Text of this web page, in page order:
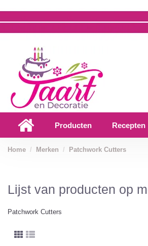
Producten Recepten
Home Merken Patchwork Cutters
Lijst van producten op
Patchwork Cutters